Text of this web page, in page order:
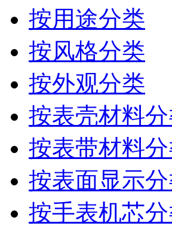
按用途分类
按风格分类
按外观分类
按表壳材料
按表带材料
按表面显示
按手表机芯